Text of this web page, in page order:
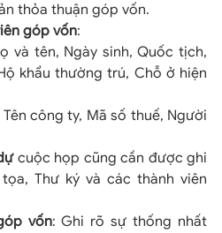
thỏa thuận góp vốn.
góp vốn:
và tên, Ngày sinh, Quốc tịch,
khẩu thường trú, Chỗ ở hiện
Tên công ty, Mã số thuế, Người
cuộc họp cũng cần được ghi
Thư ký và các thành viên
vốn: Ghi rõ sự thống nhất